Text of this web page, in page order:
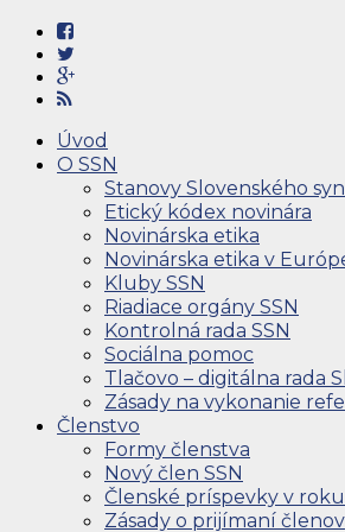
Úvod
O SSN
Stanovy Slovenského
Etický kódex novinára
Novinárska etika
Novinárska etika v
Kluby SSN
Riadiace orgány SSN
Kontrolná rada SSN
Sociálna pomoc
Tlačovo – digitálna rada
Zásady na vykonanie
Členstvo
Formy členstva
Nový člen SSN
Členské príspevky v
Zásady o prijímaní členov